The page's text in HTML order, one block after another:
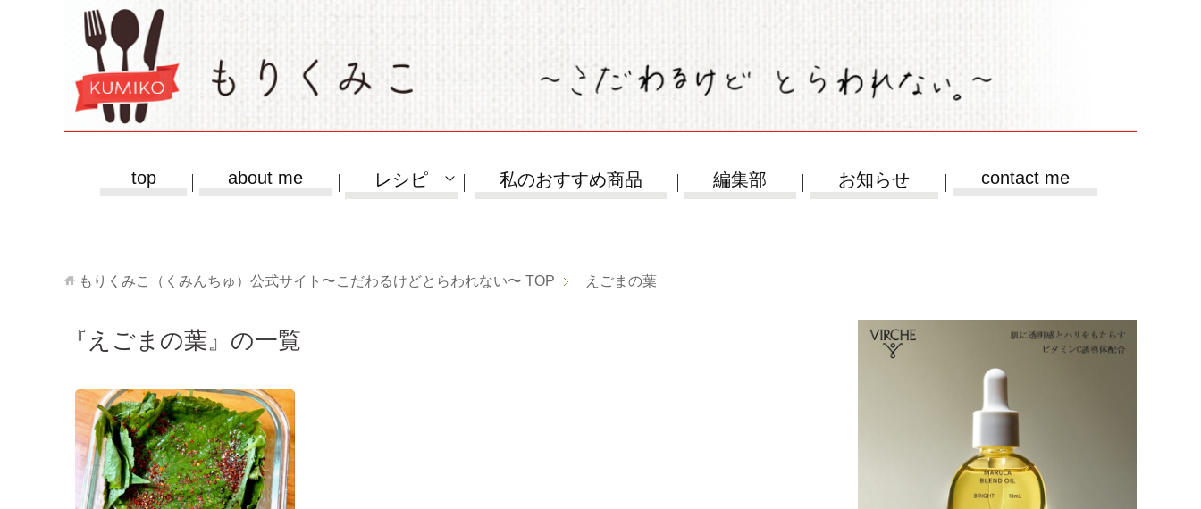
top about me レシピ 私のおすすめ商品 編集部 お知らせ contact me
もりくみこ（くみんちゅ）公式サイト〜こだわるけどとらわれない〜 TOP えごまの葉
『えごまの葉』の一覧